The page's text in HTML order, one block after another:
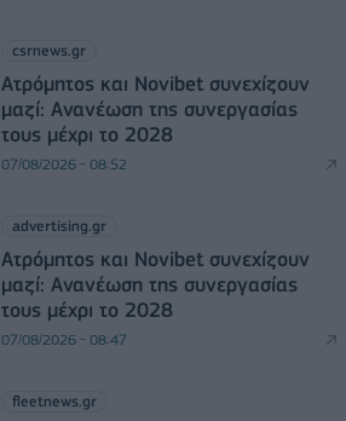
csrnews.gr
Ατρόμητος και Novibet συνεχίζουν
μαζί: Ανανέωση της συνεργασίας
τους μέχρι το 2028
07/08/2026 - 08:52
advertising.gr
Ατρόμητος και Novibet συνεχίζουν
μαζί: Ανανέωση της συνεργασίας
τους μέχρι το 2028
07/08/2026 - 08:47
fleetnews.gr